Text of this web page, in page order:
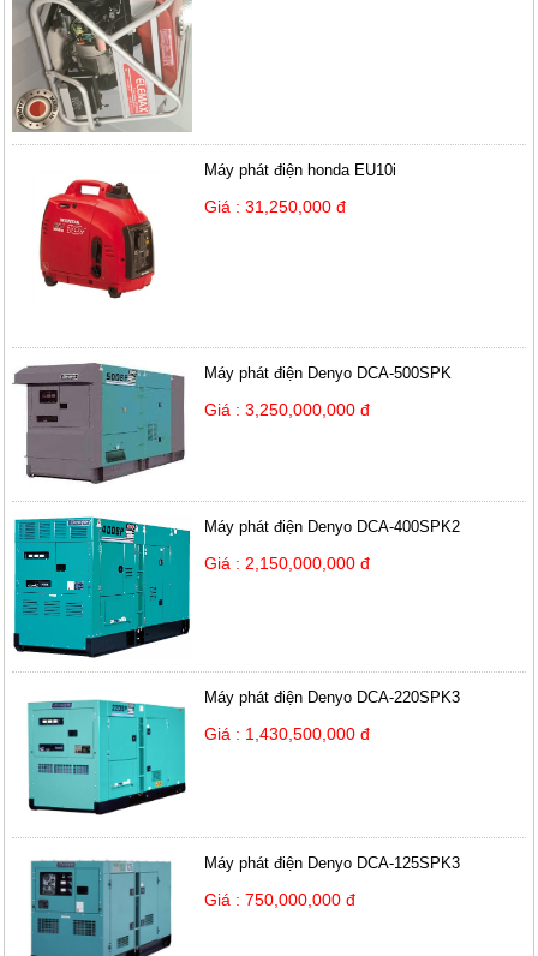
Máy phát điện honda EU10i
Giá : 31,250,000 đ
Máy phát điện Denyo DCA-500SPK
Giá : 3,250,000,000 đ
Máy phát điện Denyo DCA-400SPK2
Giá : 2,150,000,000 đ
Máy phát điện Denyo DCA-220SPK3
Giá : 1,430,500,000 đ
Máy phát điện Denyo DCA-125SPK3
Giá : 750,000,000 đ